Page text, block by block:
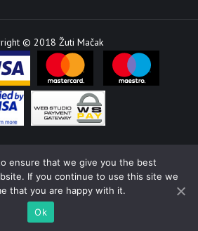
© 2018 Žuti Mačak
ensure that we give you the best
If you continue to use this site we
that you are happy with it.
Ok